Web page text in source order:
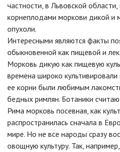
частности, в Львовской
корнеплодами моркови дикой и
опухоли.
Интересными являются факты
обыкновенной как пищевой и
Морковь дикую как пищевую
времена широко
ее корни были любимым
бедных римлян. Ботаники
Рима морковь посевная, как
распространилась сначала в
мире. Но не все народы сразу
овощную культуру. Так,